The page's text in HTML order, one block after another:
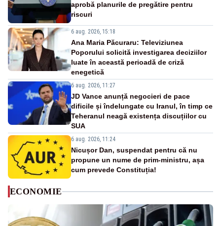
aprobă planurile de pregătire pentru
riscuri
6 aug. 2026, 15:18
Ana Maria Păcuraru: Televiziunea
Poporului solicită investigarea deciziilor
luate în această perioadă de criză
enegetică
6 aug. 2026, 11:27
JD Vance anunță negocieri de pace
dificile și îndelungate cu Iranul, în timp ce
Teheranul neagă existența discuțiilor cu
SUA
6 aug. 2026, 11:24
Nicușor Dan, suspendat pentru că nu
propune un nume de prim-ministru, așa
cum prevede Constituția!
ECONOMIE